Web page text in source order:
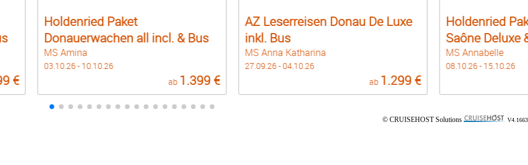
1.399 €
AZ Leserreisen Donau De Luxe
inkl. Bus
MS Anna Katharina
27.09.26 - 04.10.26
ab1.299 €
Holdenried Paket Rhône &
Saône Deluxe & Bus
MS Annabelle
08.10.26 - 15.10.26
ab1.499 €
Saône
MS Annabelle
31.08.26 -
© CRUISEHOST Solutions V4.1663